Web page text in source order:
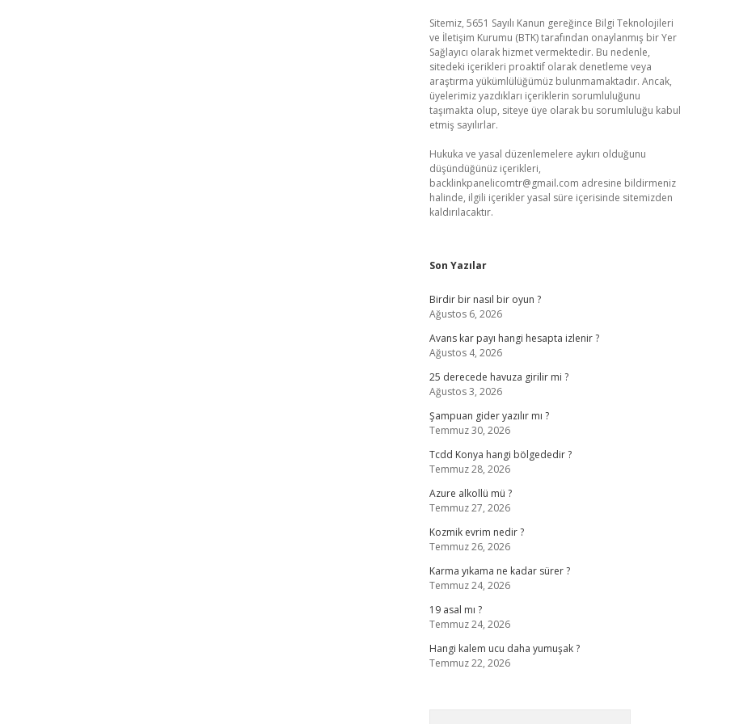
Sitemiz, 5651 Sayılı Kanun gereğince Bilgi Teknolojileri
ve İletişim Kurumu (BTK) tarafından onaylanmış bir Yer
Sağlayıcı olarak hizmet vermektedir. Bu nedenle,
sitedeki içerikleri proaktif olarak denetleme veya
araştırma yükümlülüğümüz bulunmamaktadır. Ancak,
üyelerimiz yazdıkları içeriklerin sorumluluğunu
taşımakta olup, siteye üye olarak bu sorumluluğu kabul
etmiş sayılırlar.
Hukuka ve yasal düzenlemelere aykırı olduğunu
düşündüğünüz içerikleri,
backlinkpanelicomtr@gmail.com adresine bildirmeniz
halinde, ilgili içerikler yasal süre içerisinde sitemizden
kaldırılacaktır.
Son Yazılar
Birdir bir nasıl bir oyun ?
Ağustos 6, 2026
Avans kar payı hangi hesapta izlenir ?
Ağustos 4, 2026
25 derecede havuza girilir mi ?
Ağustos 3, 2026
Şampuan gider yazılır mı ?
Temmuz 30, 2026
Tcdd Konya hangi bölgededir ?
Temmuz 28, 2026
Azure alkollü mü ?
Temmuz 27, 2026
Kozmik evrim nedir ?
Temmuz 26, 2026
Karma yıkama ne kadar sürer ?
Temmuz 24, 2026
19 asal mı ?
Temmuz 24, 2026
Hangi kalem ucu daha yumuşak ?
Temmuz 22, 2026